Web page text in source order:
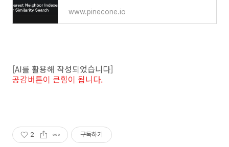
www.pinecone.io
[AI를 활용해 작성되었습니다]
공감버튼이 큰힘이 됩니다.
2 구독하기